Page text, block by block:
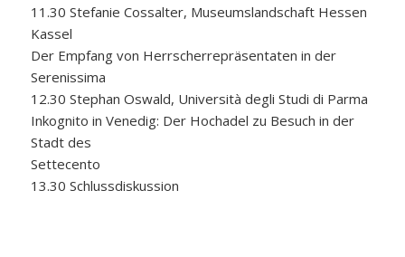
11.30 Stefanie Cossalter, Museumslandschaft Hessen
Kassel
Der Empfang von Herrscherrepräsentaten in der
Serenissima
12.30 Stephan Oswald, Università degli Studi di Parma
Inkognito in Venedig: Der Hochadel zu Besuch in der
Stadt des
Settecento
13.30 Schlussdiskussion